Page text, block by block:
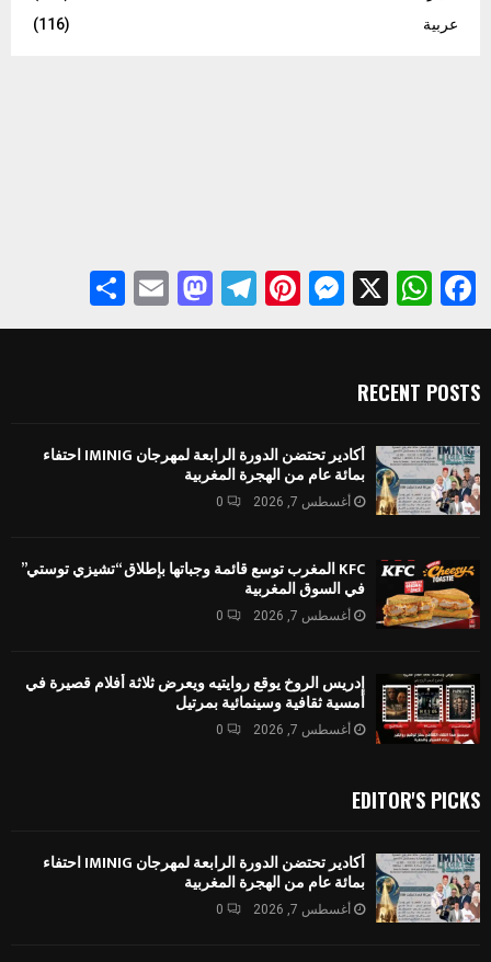
عربية
(116)
F
a
b
o
k
W
h
s
p
p
X
M
es
er
Pi
nt
T
el
m
M
a
o
E
m
h
RECENT POSTS
أكادير تحتضن الدورة الرابعة لمهرجان IMINIG احتفاء
بمائة عام من الهجرة المغربية
أغسطس 7, 2026 0
KFC المغرب توسع قائمة وجباتها بإطلاق “تشيزي توستي”
في السوق المغربية
أغسطس 7, 2026 0
إدريس الروخ يوقع روايتيه ويعرض ثلاثة أفلام قصيرة في
أمسية ثقافية وسينمائية بمرتيل
أغسطس 7, 2026 0
EDITOR'S PICKS
أكادير تحتضن الدورة الرابعة لمهرجان IMINIG احتفاء
بمائة عام من الهجرة المغربية
أغسطس 7, 2026 0